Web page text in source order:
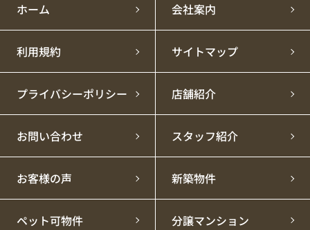
ホーム 会社案内
利用規約 サイトマップ
プライバシーポリシー 店舗紹介
お問い合わせ スタッフ紹介
お客様の声 新築物件
ペット可物件 分譲マンション